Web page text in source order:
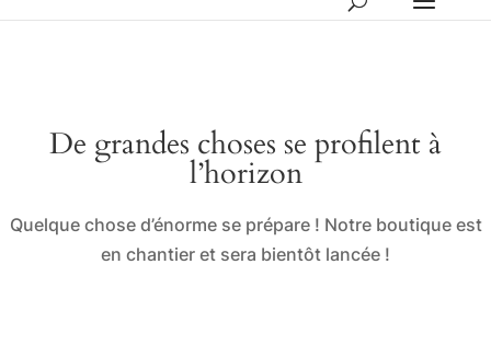
De grandes choses se profilent à
l’horizon
Quelque chose d’énorme se prépare ! Notre boutique est
en chantier et sera bientôt lancée !